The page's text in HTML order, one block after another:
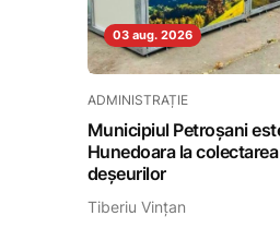
03 aug. 2026
ADMINISTRAȚIE
Municipiul Petroșani
Hunedoara la
deșeurilor
Tiberiu Vințan